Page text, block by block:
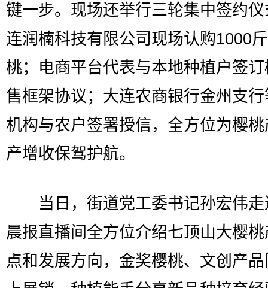
键一步。现场还举行三轮集中签约
连润楠科技有限公司现场认购1000
桃；电商平台代表与本地种植户签
售框架协议；大连农商银行金州支
机构与农户签署授信，全方位为樱
产增收保驾护航。
当日，街道党工委书记孙宏伟走
晨报直播间全方位介绍七顶山大樱
点和发展方向，金奖樱桃、文创产